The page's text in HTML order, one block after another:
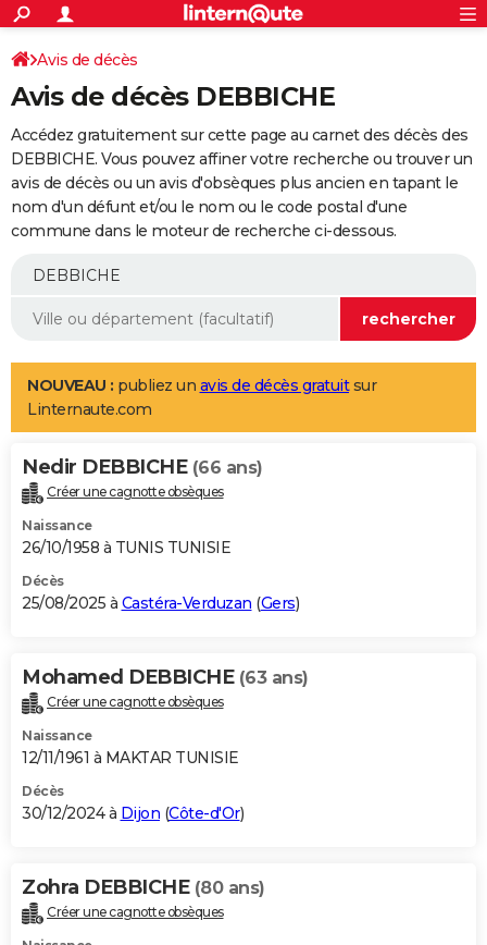
ACTUALITÉS
Politique
Société
Faits Divers
Education
Monde
Villes
+
SPORT
Coupe du monde 2026
Football
Tennis
Cyclisme
Rugby
Forum
Programme TV
TNT
Streaming
Cinéma
Sorties cinéma
Musique
+
FINANCE
Retraite
Epargne
Immobilier
Risques naturels par ville
Banque
Assurance
AUTO
Essais
Réserver un essai
Citadines
Berlines
SUV
Forum auto
+
Mobiles
Meilleur smartphone
Internet
Ordinateurs
Jeux vidéo
Guide high-tech
Aménagement intérieur
LIFESTYLE
Art de vivre
Bien-être
Loisirs
Mode
Modes de vie
Alimentation
Guide de la santé
Maladies
Médicaments
Sommeil
VOYAGE
Destinations
City break
Voyage nature
Voyage de noces
Forum
Climat
+PHOTO
GUIDES D'ACHAT
BONS PLANS
Carte de Noël
Carte Bonne année
Carte Saint-Valentin
Carte Pâques
Carte d'anniversaire
DICTIONNAIRE
Dictionnaire
Biographies
Citations
Expressions
Proverbes
PROGRAMME TV
S'inscrire
Se connecter
Lycées
Collèges
Primaires
Universités
Entreprises
Service militaire
Avis de recherche
AVIS DE DÉCÈS
Bricolage
Lifestyle
Culture
Sport
Auto
Television
Voyage
Cinema
Avis de décès
Avis de décès DEBBICHE
Accédez gratuitement sur cette page au carnet des décès des
DEBBICHE. Vous pouvez affiner votre recherche ou trouver un
avis de décès ou un avis d'obsèques plus ancien en tapant le
nom d'un défunt et/ou le nom ou le code postal d'une
commune dans le moteur de recherche ci-dessous.
NOUVEAU : publiez un avis de décès gratuitsur
Linternaute.com
Nedir DEBBICHE (66 ans)
Créer une cagnotte obsèques
Naissance
26/10/1958 à TUNIS TUNISIE
Décès
25/08/2025 à Castéra-Verduzan (Gers)
Mohamed DEBBICHE (63 ans)
Créer une cagnotte obsèques
Naissance
12/11/1961 à MAKTAR TUNISIE
Décès
30/12/2024 à Dijon (Côte-d'Or)
Zohra DEBBICHE (80 ans)
Créer une cagnotte obsèques